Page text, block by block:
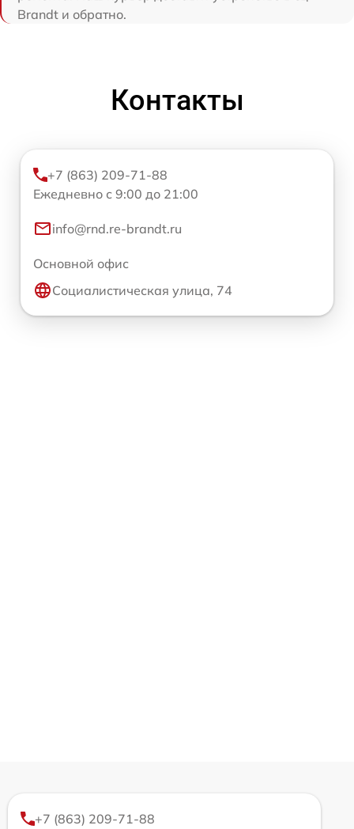
Brandt и обратно.
Контакты
+7 (863) 209-71-88
Ежедневно с 9:00 до 21:00
info@rnd.re-brandt.ru
Основной офис
Социалистическая улица, 74
+7 (863) 209-71-88